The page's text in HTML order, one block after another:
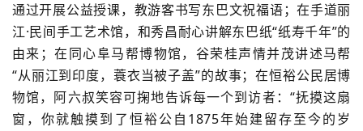
通过开展公益授课，教游客书写东巴文祝福语；在手道丽
江·民间手工艺术馆，和秀昌耐心讲解东巴纸“纸寿千年”的
由来；在同心阜马帮博物馆，谷荣桂声情并茂讲述马帮
“从丽江到印度，蓑衣当被子盖”的故事；在恒裕公民居博
物馆，阿六叔笑容可掬地告诉每一个到访者：“抚摸这扇
窗，你就触摸到了恒裕公自1875年始建留存至今的岁